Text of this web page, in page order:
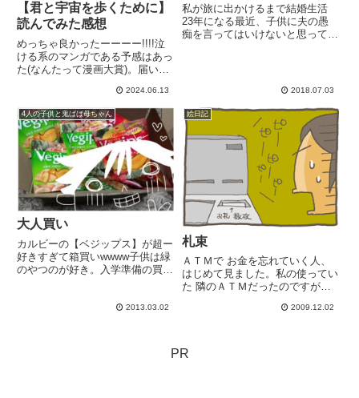
【君と宇宙を歩くために】
読んでみた感想
めっちゃ良かったーーーー!!!!泣
ける系のマンガである予感はあっ
た(なんたって漫画大賞)。届いた
出入りがある日、読まなくてよか
った！怪しい人認定されるところ
だった🥹頑張ってるのにどうしよ
うもなく生き辛いとかやる...
2024.06.13
私が旅に出かけるまで結婚生活
23年になる最近、子供に夫の愚
痴を言ってはいけないと思ってい
期休みには友達と旅行に出かける
長女の旅行の写真を見せてもら...
2018.07.03
4人の子供と鬼ばば母ちゃん
大人買い
カルビーの【ベジップス】が超ー
好きすぎて箱買いwwww子供は緑
のやつのが好き。入学準備の買出
2013.03.02
絵日記
札束
ＡＴＭで お金を忘れていく人、
はじめて見ました。私の使ってい
た 隣のＡＴＭだったのですが、
のぞいてみたら （ ;ﾟДﾟ)ｱﾜﾜﾜﾜド
た (≧∀≦)--...
2009.12.02
PR